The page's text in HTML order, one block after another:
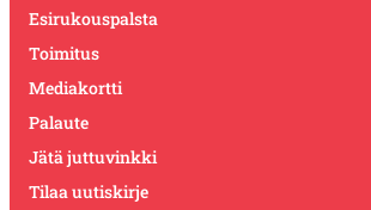
Esirukouspalsta
Toimitus
Mediakortti
Palaute
Jätä juttuvinkki
Tilaa uutiskirje